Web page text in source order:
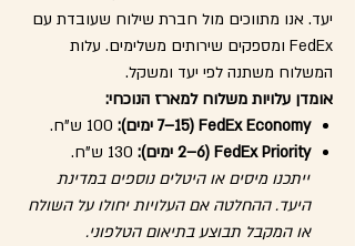
יעד. אנו מתווכים מול חברת שילוח שעובדת עם
FedEx ומספקים שירותים משלימים. עלות
המשלוח משתנה לפי יעד ומשקל.
אומדן עלויות משלוח למארז הנוכחי:
FedEx Economy (7–15 ימים):
FedEx Priority (2–6 ימים):
ייתכנו מיסים או היטלים נוספים במדינת
היעד. ההחלטה אם העלויות יחולו על השולח
או המקבל תבוצע בתיאום הטלפוני.